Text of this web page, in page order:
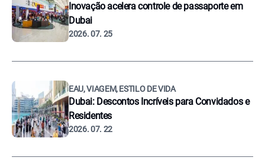
Inovação acelera controle de passaporte em
Dubai
2026. 07. 25
EAU, VIAGEM, ESTILO DE VIDA
Dubai: Descontos Incríveis para Convidados e
Residentes
2026. 07. 22